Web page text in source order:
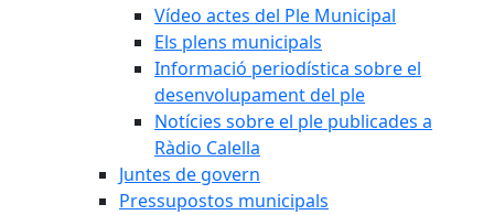
Vídeo actes del Ple Municipal
Els plens municipals
Informació periodística sobre el
desenvolupament del ple
Notícies sobre el ple publicades a
Ràdio Calella
Juntes de govern
Pressupostos municipals